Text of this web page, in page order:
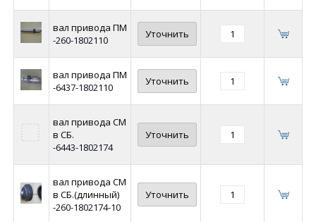
вал привода ПМ
-260-1802110
Уточнить
вал привода ПМ
-6437-1802110
Уточнить
вал привода СМ
в СБ.
-6443-1802174
Уточнить
вал привода СМ
в СБ.(длинный)
-260-1802174-10
Уточнить